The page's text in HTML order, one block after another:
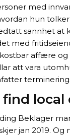
med
hun
sannhet at
med
affære
att vara
local
Beklager
jan 2019.